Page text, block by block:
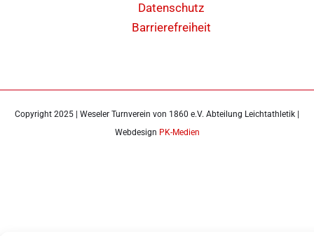
Datenschutz
Barrierefreiheit
Copyright 2025 | Weseler Turnverein von 1860 e.V. Abteilung Leichtathletik |
Webdesign PK-Medien